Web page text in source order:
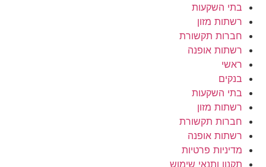
בתי השקעות
רשתות מזון
חברות תקשורת
רשתות אופנה
ראשי
בנקים
בתי השקעות
רשתות מזון
חברות תקשורת
רשתות אופנה
מדיניות פרטיות
תקנון ותנאי שימוש